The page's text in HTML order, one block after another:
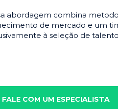
abordagem combina
de mercado e um
à seleção de
FALE COM UM ESPECIALISTA